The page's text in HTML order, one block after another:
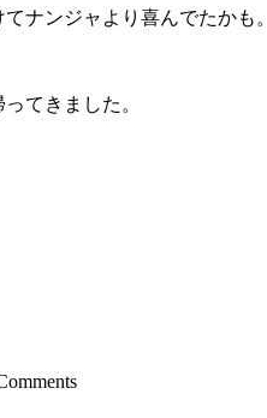
ナンジャより喜んでたかも。
てきました。